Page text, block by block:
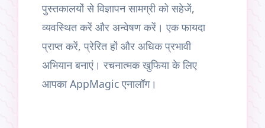
पुस्तकालयों से विज्ञापन सामग्री को सहेजें,
व्यवस्थित करें और अन्वेषण करें। एक फायदा
प्राप्त करें, प्रेरित हों और अधिक प्रभावी
अभियान बनाएं। रचनात्मक खुफिया के लिए
आपका AppMagic एनालॉग।